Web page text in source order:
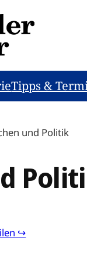
Tipps &
und Politik
↪